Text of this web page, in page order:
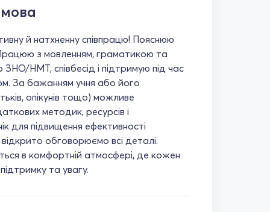
й натхненну співпрацю! Пояснюю
з мовленням, граматикою та
НМТ, співбесід і підтримую під час
За бажанням учня або його
опікунів тощо) можливе
методик, ресурсів і
для підвищення ефективності
обговорюємо всі деталі.
в комфортній атмосфері, де кожен
та увагу.